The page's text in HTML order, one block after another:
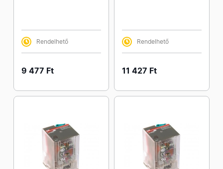
Rendelhető
9 477 Ft
Rendelhető
11 427 Ft